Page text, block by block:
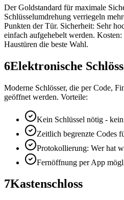
Der Goldstandard für maximale
Schlüsselumdrehung verriegeln
Punkten der Tür. Sicherheit: Sehr
einfach aufgehebelt werden.
Haustüren die beste Wahl.
6Elektronische
Moderne Schlösser, die per Code,
geöffnet werden. Vorteile:
Kein Schlüssel nötig -
Zeitlich begrenzte Codes
Protokollierung: Wer hat
Fernöffnung per App
7Kastenschloss